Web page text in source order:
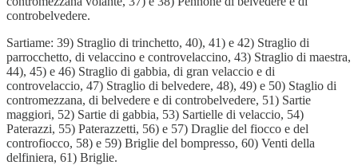
controbelvedere.
Sartiame: 39) Straglio di trinchetto, 40), 41) e 42) Straglio di
parrocchetto, di velaccino e controvelaccino, 43) Straglio di maestra,
44), 45) e 46) Straglio di gabbia, di gran velaccio e di
controvelaccio, 47) Straglio di belvedere, 48), 49) e 50) Staglio di
contromezzana, di belvedere e di controbelvedere, 51) Sartie
maggiori, 52) Sartie di gabbia, 53) Sartielle di velaccio, 54)
Paterazzi, 55) Paterazzetti, 56) e 57) Draglie del fiocco e del
controfiocco, 58) e 59) Briglie del bompresso, 60) Venti della
delfiniera, 61) Briglie.